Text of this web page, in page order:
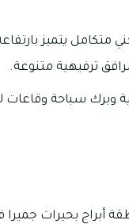
ترفيهية متنوعة.
وبرك سباحة وقاعات
أبراج بحيرات جميرا